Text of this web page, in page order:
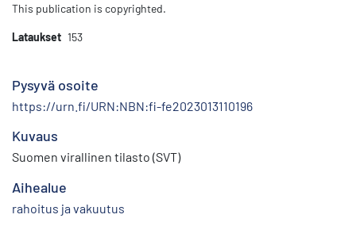
This publication is copyrighted.
Lataukset 153
Pysyvä osoite
https://urn.fi/URN:NBN:fi-fe2023013110196
Kuvaus
Suomen virallinen tilasto (SVT)
Aihealue
rahoitus ja vakuutus